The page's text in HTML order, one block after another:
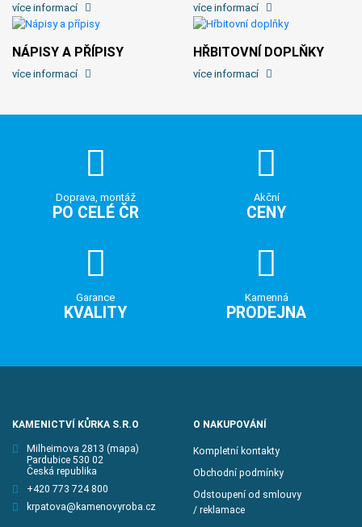
více informací více informací
NÁPISY A PŘÍPISY
více informací
HŘBITOVNÍ DOPLŇKY
více informací
Doprava, montáž
PO CELÉ ČR
Akční
CENY
Garance
KVALITY
Kamenná
PRODEJNA
KAMENICTVÍ KŮRKA S.R.O
Milheimova 2813 (mapa)
Pardubice 530 02
Česká republika
+420 773 724 800
krpatova@kamenovyroba.cz
O NAKUPOVÁNÍ
Kompletní kontakty
Obchodní podmínky
Odstoupení od smlouvy
/ reklamace